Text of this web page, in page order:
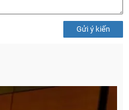
Gửi ý kiến